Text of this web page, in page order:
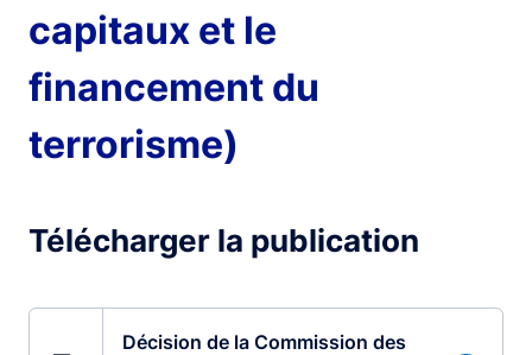
capitaux et le
financement du
terrorisme)
Télécharger la publication
Décision de la Commission des